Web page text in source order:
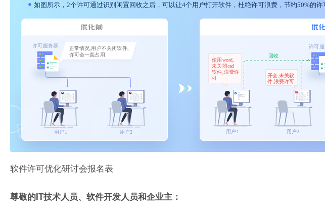
软件许可优化研讨会报名表
尊敬的IT技术人员、软件开发人员和企业主：